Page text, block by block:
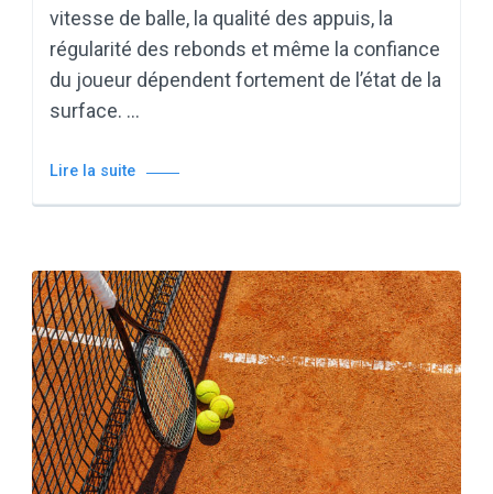
vitesse de balle, la qualité des appuis, la
régularité des rebonds et même la confiance
du joueur dépendent fortement de l’état de la
surface. …
Lire la suite